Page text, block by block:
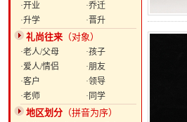
·开业
·乔迁
·升学
·晋升
礼尚往来 （对象）
·老人/父母
·孩子
·爱人/情侣
·朋友
·客户
·领导
·老师
·同学
地区划分 （拼音为序）